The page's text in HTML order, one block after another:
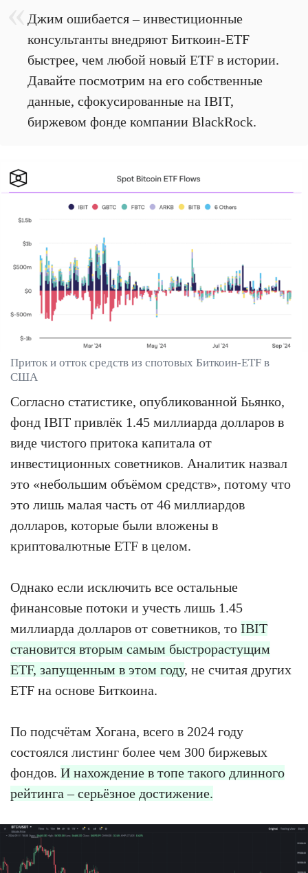
Джим ошибается – инвестиционные
консультанты внедряют Биткоин-ETF
быстрее, чем любой новый ETF в истории.
Давайте посмотрим на его собственные
данные, сфокусированные на IBIT,
биржевом фонде компании BlackRock.
Приток и отток средств из спотовых Биткоин-ETF в
США
Согласно статистике, опубликованной Бьянко,
фонд IBIT привлёк 1.45 миллиарда долларов в
виде чистого притока капитала от
инвестиционных советников. Аналитик назвал
это «небольшим объёмом средств», потому что
это лишь малая часть от 46 миллиардов
долларов, которые были вложены в
криптовалютные ETF в целом.
Однако если исключить все остальные
финансовые потоки и учесть лишь 1.45
миллиарда долларов от советников, то IBIT
становится вторым самым быстрорастущим
ETF, запущенным в этом году, не считая других
ETF на основе Биткоина.
По подсчётам Хогана, всего в 2024 году
состоялся листинг более чем 300 биржевых
фондов. И нахождение в топе такого длинного
рейтинга – серьёзное достижение.